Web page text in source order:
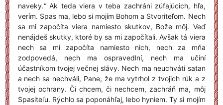
naveky.“ Ak teda viera v teba zachráni zúfajúcich, hľa,
verím. Spas ma, lebo si mojím Bohom a Stvoriteľom. Nech
sa mi započíta viera namiesto skutkov, Bože môj. Veď
nenájdeš skutky, ktoré by sa mi započítali. Avšak tá viera
nech sa mi započíta namiesto nich, nech za mňa
zodpovedá, nech ma ospravedlní, nech ma učiní
účastníkom tvojej večnej slávy. Nech ma neuchváti satan
a nech sa nechváli, Pane, že ma vytrhol z tvojich rúk a z
tvojej ochrany. Či chcem, či nechcem, zachráň ma, môj
Spasiteľu. Rýchlo sa poponáhľaj, lebo hyniem. Ty si mojím